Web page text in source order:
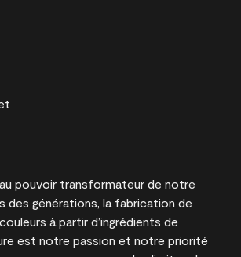
pouvoir transformateur de notre
des générations, la fabrication de
à partir d’ingrédients de
est notre passion et notre priorité